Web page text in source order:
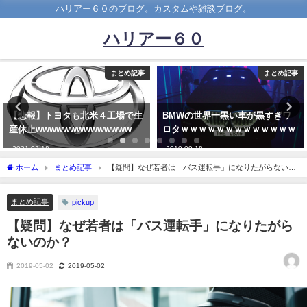
ハリアー６０のブログ。カスタムや雑談ブログ。
ハリアー６０
まとめ記事
BMWの世界一黒い車が黒すぎワ
ロタｗｗｗｗｗｗｗｗｗｗｗｗｗ
2019-09-18
まとめ記事
ワイ（30）年収500万、彼女に将
来を考えられないと言われた模様
ｗｗｗｗｗｗｗｗ
ホーム まとめ記事
【疑問】なぜ若者は「バス運転手」になりたがらないの
か？
まとめ記事 pickup
【疑問】なぜ若者は「バス運転手」になりたがら
ないのか？
2019-05-02 2019-05-02